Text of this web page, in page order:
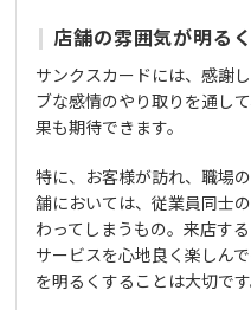
店舗の雰囲気が明る
サンクスカードには、感謝
ブな感情のやり取りを通し
果も期待できます。
特に、お客様が訪れ、職場
舗においては、従業員同士
わってしまうもの。来店す
サービスを心地良く楽しん
を明るくすることは大切です